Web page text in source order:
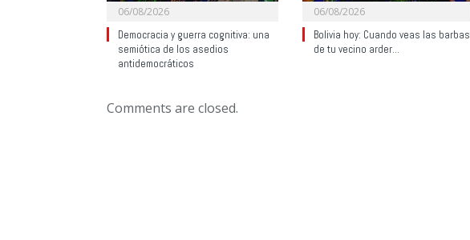
06/08/2026
Democracia y guerra cognitiva: una
semiótica de los asedios
antidemocráticos
06/08/2026
Bolivia hoy: Cuando veas las barbas
de tu vecino arder…
Comments are closed.